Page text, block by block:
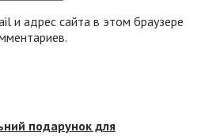
и адрес сайта в этом браузере
подарунок для